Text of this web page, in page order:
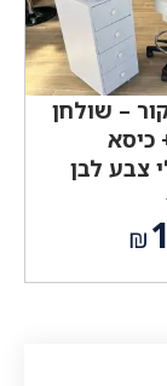
– שולחן
כיסא
צבע לבן
₪